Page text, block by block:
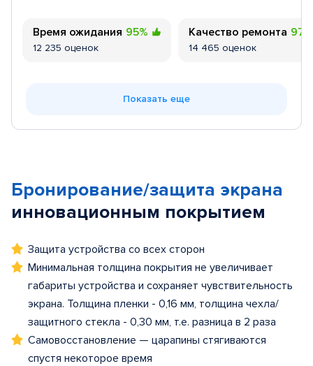
Время ожидания 95%
12 235 оценок
Качество ремонта 97%
14 465 оценок
Показать еще
Бронирование/защита экрана
инновационным покрытием
Защита устройства со всех сторон
Минимальная толщина покрытия не увеличивает
габариты устройства и сохраняет чувствительность
экрана. Толщина пленки - 0,16 мм, толщина чехла/
защитного стекла - 0,30 мм, т.е. разница в 2 раза
Самовосстановление — царапины стягиваются
спустя некоторое время